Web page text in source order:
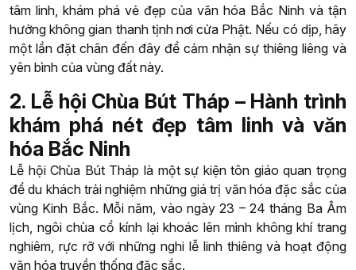
tâm linh, khám phá vẻ đẹp của văn hóa Bắc Ninh và tận
hưởng không gian thanh tịnh nơi cửa Phật. Nếu có dịp, hãy
một lần đặt chân đến đây để cảm nhận sự thiêng liêng và
yên bình của vùng đất này.
2. Lễ hội Chùa Bút Tháp – Hành trình
khám phá nét đẹp tâm linh và văn
hóa Bắc Ninh
Lễ hội Chùa Bút Tháp là một sự kiện tôn giáo quan trọng
để du khách trải nghiệm những giá trị văn hóa đặc sắc của
vùng Kinh Bắc. Mỗi năm, vào ngày 23 – 24 tháng Ba Âm
lịch, ngôi chùa cổ kính lại khoác lên mình không khí trang
nghiêm, rực rỡ với những nghi lễ linh thiêng và hoạt động
văn hóa truyền thống đặc sắc.